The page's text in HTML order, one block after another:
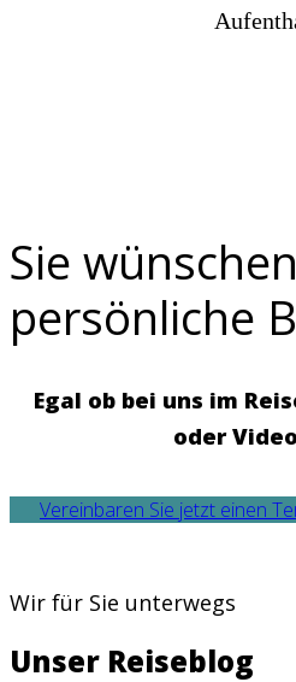
Sie
persönliche
Egal ob bei uns im
oder
Vereinbaren Sie jetzt einen
Wir für Sie unterwegs
Unser Reiseblog